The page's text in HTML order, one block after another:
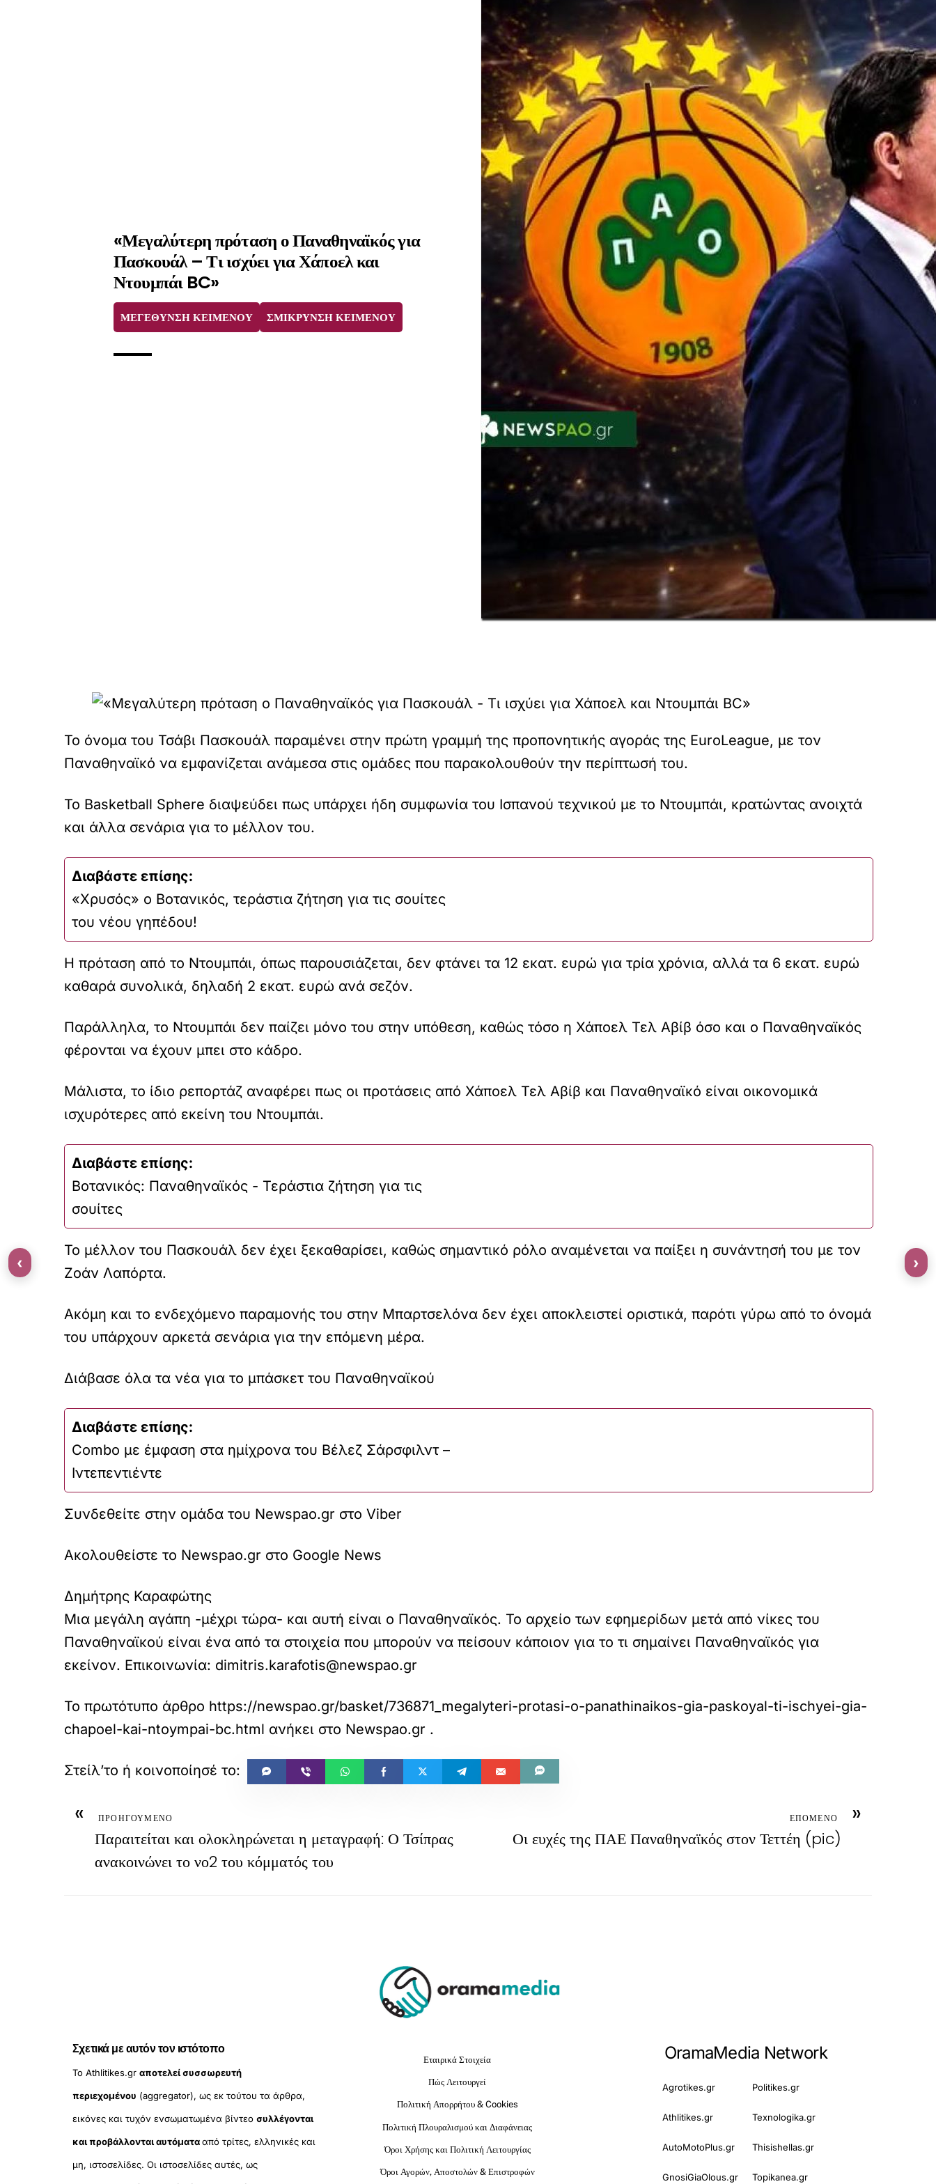
«Μεγαλύτερη πρόταση ο Παναθηναϊκός για
Πασκουάλ – Τι ισχύει για Χάποελ και
Ντουμπάι BC»
ΜΕΓΕΘΥΝΣΗ ΚΕΙΜΕΝΟΥ ΣΜΙΚΡΥΝΣΗ ΚΕΙΜΕΝΟΥ
Το όνομα του Τσάβι Πασκουάλ παραμένει στην πρώτη γραμμή της προπονητικής αγοράς της EuroLeague, με τον
Παναθηναϊκό να εμφανίζεται ανάμεσα στις ομάδες που παρακολουθούν την περίπτωσή του.
Το Basketball Sphere διαψεύδει πως υπάρχει ήδη συμφωνία του Ισπανού τεχνικού με το Ντουμπάι, κρατώντας ανοιχτά
και άλλα σενάρια για το μέλλον του.
Διαβάστε επίσης:
«Χρυσός» ο Βοτανικός, τεράστια ζήτηση για τις σουίτες
του νέου γηπέδου!
Η πρόταση από το Ντουμπάι, όπως παρουσιάζεται, δεν φτάνει τα 12 εκατ. ευρώ για τρία χρόνια, αλλά τα 6 εκατ. ευρώ
καθαρά συνολικά, δηλαδή 2 εκατ. ευρώ ανά σεζόν.
Παράλληλα, το Ντουμπάι δεν παίζει μόνο του στην υπόθεση, καθώς τόσο η Χάποελ Τελ Αβίβ όσο και ο Παναθηναϊκός
φέρονται να έχουν μπει στο κάδρο.
Μάλιστα, το ίδιο ρεπορτάζ αναφέρει πως οι προτάσεις από Χάποελ Τελ Αβίβ και Παναθηναϊκό είναι οικονομικά
ισχυρότερες από εκείνη του Ντουμπάι.
Διαβάστε επίσης:
Βοτανικός: Παναθηναϊκός - Τεράστια ζήτηση για τις
σουίτες
Το μέλλον του Πασκουάλ δεν έχει ξεκαθαρίσει, καθώς σημαντικό ρόλο αναμένεται να παίξει η συνάντησή του με τον
Ζοάν Λαπόρτα.
Ακόμη και το ενδεχόμενο παραμονής του στην Μπαρτσελόνα δεν έχει αποκλειστεί οριστικά, παρότι γύρω από το όνομά
του υπάρχουν αρκετά σενάρια για την επόμενη μέρα.
Διάβασε όλα τα νέα για το μπάσκετ του Παναθηναϊκού
Διαβάστε επίσης:
Combo με έμφαση στα ημίχρονα του Βέλεζ Σάρσφιλντ –
Ιντεπεντιέντε
Συνδεθείτε στην ομάδα του Newspao.gr στο Viber
Ακολουθείστε τo Newspao.gr στο Google News
Δημήτρης Καραφώτης
Μια μεγάλη αγάπη -μέχρι τώρα- και αυτή είναι ο Παναθηναϊκός. Το αρχείο των εφημερίδων μετά από νίκες του
Παναθηναϊκού είναι ένα από τα στοιχεία που μπορούν να πείσουν κάποιον για το τι σημαίνει Παναθηναϊκός για
εκείνον. Επικοινωνία: dimitris.karafotis@newspao.gr
Το πρωτότυπο άρθρο https://newspao.gr/basket/736871_megalyteri-protasi-o-panathinaikos-gia-paskoyal-ti-ischyei-gia-
chapoel-kai-ntoympai-bc.html ανήκει στο Newspao.gr .
« ΠΡΟΗΓΟΥΜΕΝΟ
Παραιτείται και ολοκληρώνεται η μεταγραφή: Ο Τσίπρας
ανακοινώνει το νο2 του κόμματός του
»
ΕΠΟΜΕΝΟ
Οι ευχές της ΠΑΕ Παναθηναϊκός στον Τεττέη (pic)
Σχετικά με αυτόν τον ιστότοπο
Το Athlitikes.gr αποτελεί συσσωρευτή
περιεχομένου (aggregator), ως εκ τούτου τα άρθρα,
εικόνες και τυχόν ενσωματωμένα βίντεο συλλέγονται
και προβάλλονται αυτόματααπό τρίτες, ελληνικές και
μη, ιστοσελίδες. Οι ιστοσελίδες αυτές, ως
Εταιρικά Στοιχεία
Πώς Λειτουργεί
Πολιτική Απορρήτου & Cookies
Πολιτική Πλουραλισμού και Διαφάνειας
Όροι Χρήσης και Πολιτική Λειτουργίας
Όροι Αγορών, Αποστολών & Επιστροφών
OramaMedia Network
Agrotikes.gr Politikes.gr
Athlitikes.gr Texnologika.gr
AutoMotoPlus.gr Thisishellas.gr
GnosiGiaOlous.gr Topikanea.gr
‹ ›